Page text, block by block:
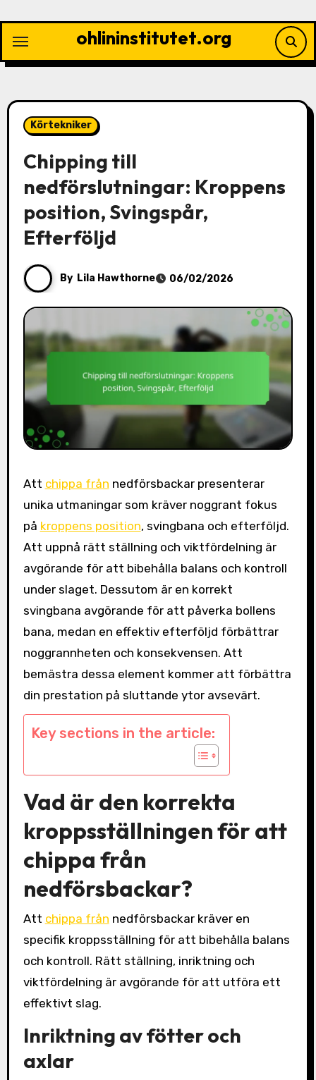
content
ohlininstitutet.org
Körtekniker
Chipping till
nedförslutningar: Kroppens
position, Svingspår,
Efterföljd
By Lila Hawthorne 06/02/2026
Att chippa från nedförsbackar presenterar
unika utmaningar som kräver noggrant fokus
på kroppens position, svingbana och efterföljd.
Att uppnå rätt ställning och viktfördelning är
avgörande för att bibehålla balans och kontroll
under slaget. Dessutom är en korrekt
svingbana avgörande för att påverka bollens
bana, medan en effektiv efterföljd förbättrar
noggrannheten och konsekvensen. Att
bemästra dessa element kommer att förbättra
din prestation på sluttande ytor avsevärt.
Key sections in the article:
Vad är den korrekta
kroppsställningen för att
chippa från
nedförsbackar?
Att chippa från nedförsbackar kräver en
specifik kroppsställning för att bibehålla balans
och kontroll. Rätt ställning, inriktning och
viktfördelning är avgörande för att utföra ett
effektivt slag.
Inriktning av fötter och
axlar